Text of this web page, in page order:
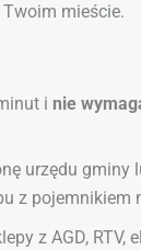
mieście.
i nie
urzędu gminy
z pojemnikiem
z AGD, RTV,